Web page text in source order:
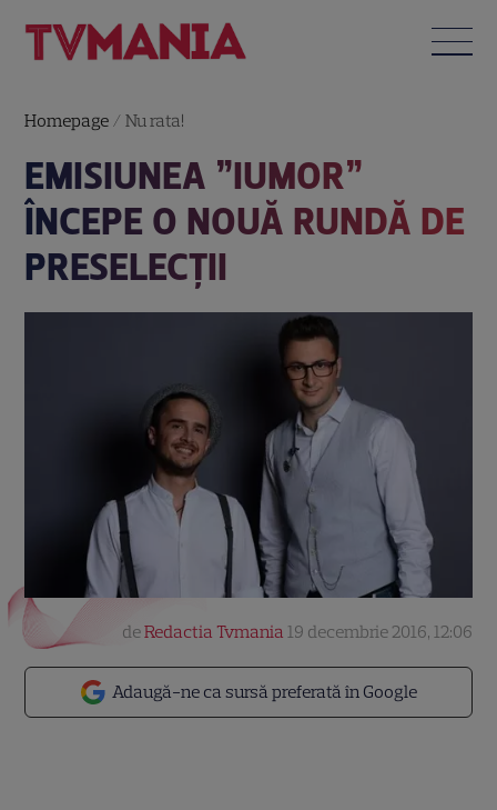
Homepage /Nu rata!
EMISIUNEA ”IUMOR”
ÎNCEPE O NOUĂ RUNDĂ DE
PRESELECȚII
Adaugă-ne ca sursă preferată în Google
deRedactia Tvmania 19 decembrie 2016, 12:06